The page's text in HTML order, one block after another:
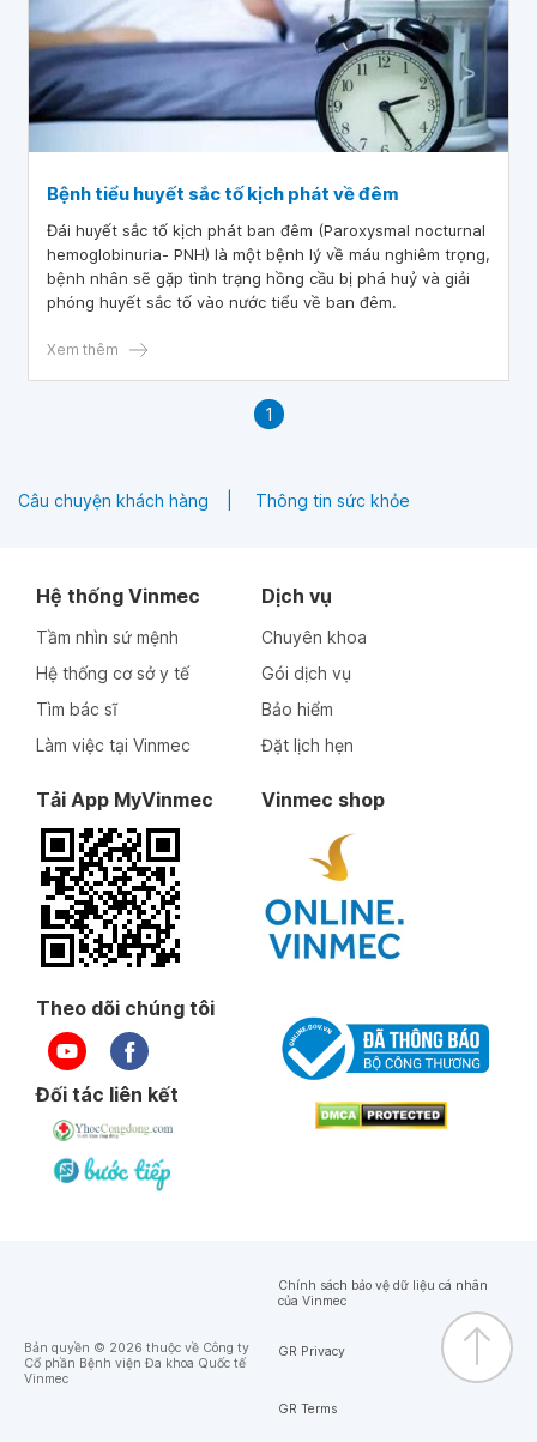
Bệnh tiểu huyết sắc tố kịch phát về đêm
Đái huyết sắc tố kịch phát ban đêm (Paroxysmal nocturnal
hemoglobinuria- PNH) là một bệnh lý về máu nghiêm trọng,
bệnh nhân sẽ gặp tình trạng hồng cầu bị phá huỷ và giải
phóng huyết sắc tố vào nước tiểu về ban đêm.
Xem thêm
1
Câu chuyện khách hàng Thông tin sức khỏe
Hệ thống Vinmec
Tầm nhìn sứ mệnh
Hệ thống cơ sở y tế
Tìm bác sĩ
Làm việc tại Vinmec
Dịch vụ
Chuyên khoa
Gói dịch vụ
Bảo hiểm
Đặt lịch hẹn
Tải App MyVinmec Vinmec shop
Theo dõi chúng tôi
Đối tác liên kết
Bản quyền © 2026 thuộc về Công ty
Cổ phần Bệnh viện Đa khoa Quốc tế
Vinmec
Chính sách bảo vệ dữ liệu cá nhân
của Vinmec
GR Privacy
GR Terms